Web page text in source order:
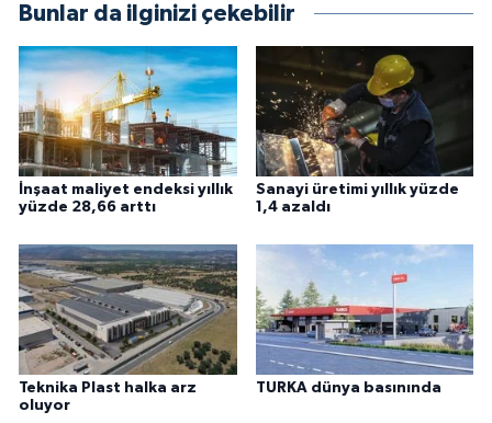
Bunlar da ilginizi çekebilir
İnşaat maliyet endeksi yıllık
yüzde 28,66 arttı
Sanayi üretimi yıllık yüzde
1,4 azaldı
Teknika Plast halka arz
oluyor
TURKA dünya basınında